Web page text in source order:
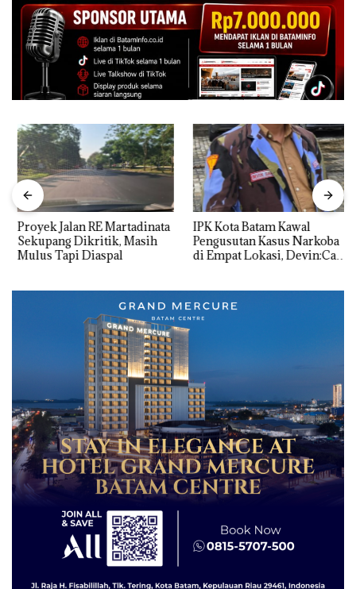
Proyek Jalan RE Martadinata
Sekupang Dikritik, Masih
Mulus Tapi Diaspal
IPK Kota Batam Kawal
Pengusutan Kasus Narkoba
di Empat Lokasi, Devin:Cari